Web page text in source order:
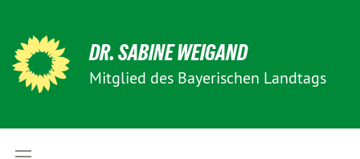
DR. SABINE WEIGAND
Mitglied des Bayerischen Landtags